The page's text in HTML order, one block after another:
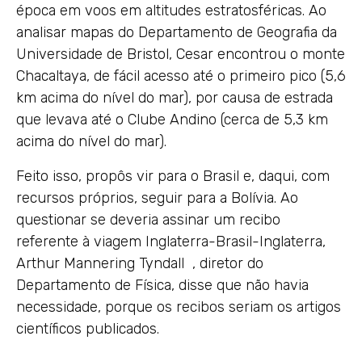
época em voos em altitudes estratosféricas. Ao
analisar mapas do Departamento de Geografia da
Universidade de Bristol, Cesar encontrou o monte
Chacaltaya, de fácil acesso até o primeiro pico (5,6
km acima do nível do mar), por causa de estrada
que levava até o Clube Andino (cerca de 5,3 km
acima do nível do mar).
Feito isso, propôs vir para o Brasil e, daqui, com
recursos próprios, seguir para a Bolívia. Ao
questionar se deveria assinar um recibo
referente à viagem Inglaterra-Brasil-Inglaterra,
Arthur Mannering Tyndall , diretor do
Departamento de Física, disse que não havia
necessidade, porque os recibos seriam os artigos
científicos publicados.